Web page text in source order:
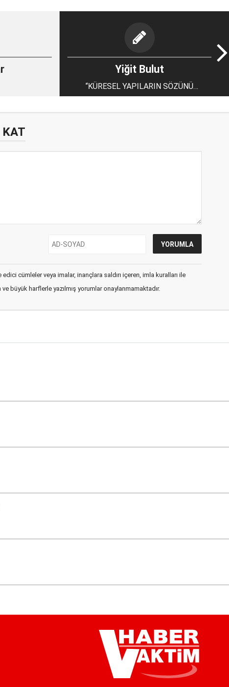
Yiğit Bulut
“KÜRESEL YAPILARIN SÖZÜNÜ
DİNLEYENLERE” ihtiyacımız yok...
KAT
cümleler veya imalar, inançlara saldırı içeren, imla kuralları ile
büyük harflerle yazılmış yorumlar onaylanmamaktadır.